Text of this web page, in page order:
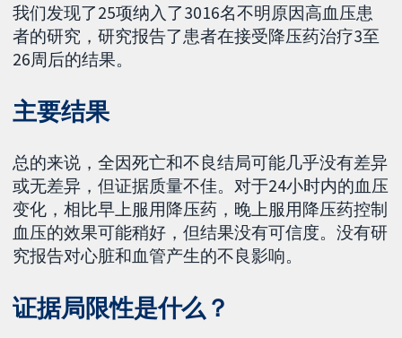
我们发现了25项纳入了3016名不明原因高血压患
者的研究，研究报告了患者在接受降压药治疗3至
26周后的结果。
主要结果
总的来说，全因死亡和不良结局可能几乎没有差异
或无差异，但证据质量不佳。对于24小时内的血压
变化，相比早上服用降压药，晚上服用降压药控制
血压的效果可能稍好，但结果没有可信度。没有研
究报告对心脏和血管产生的不良影响。
证据局限性是什么？